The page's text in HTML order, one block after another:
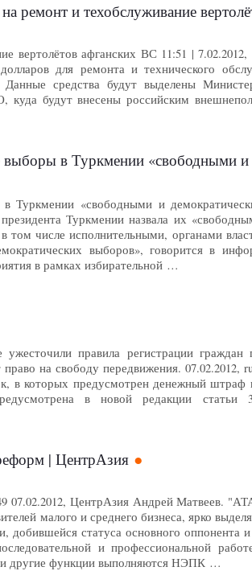
ремонт и техобслуживание
вертолётов афганских ВС 11:51 |
для ремонта и технического
средства будут выделены
будут внесены российским
в Туркмении «свободными и
«свободными и
Туркмении назвала их
том числе исполнительными, органами
выборов», говорится в
в рамках избирательной …
правила регистрации
на свободу передвижения. 07.02.2012,
в которых предусмотрен денежный
в новой редакции статьи
| ЦентрАзия
07.02.2012, ЦентрАзия Андрей
малого и среднего бизнеса, ярко
статуса основного оппонента
и профессиональной
и другие функции выполняются НЭПК …